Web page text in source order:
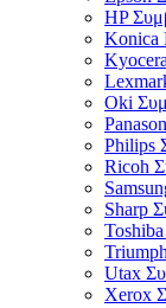
HP
Konica
Oki
Philips
Ricoh
Sharp
Utax
Xerox